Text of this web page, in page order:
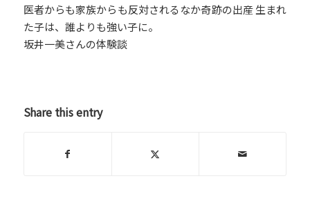
医者からも家族からも反対されるなか奇跡の出産 生まれ
た子は、誰よりも強い子に。
坂井一美さんの体験談
Share this entry